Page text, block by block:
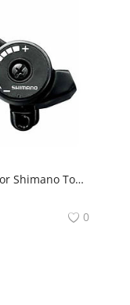
Maneta schimbator Shimano Tourney stanga 3 viteze Shimano
0